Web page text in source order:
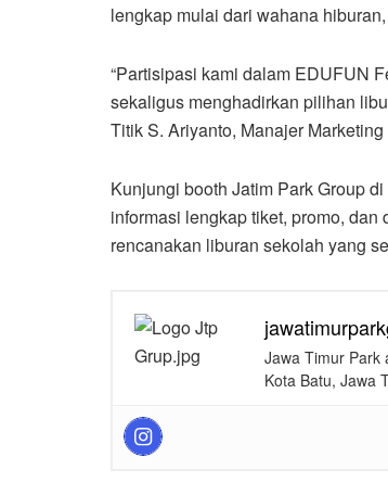
lengkap mulai dari wahana
“Partisipasi kami dalam EDUFUN
sekaligus menghadirkan pilihan
Titik S. Ariyanto, Manajer
Kunjungi booth Jatim Park Group
informasi lengkap tiket, promo, dan
rencanakan liburan sekolah yang
Jawa Timur Park
Kota Batu, Jawa